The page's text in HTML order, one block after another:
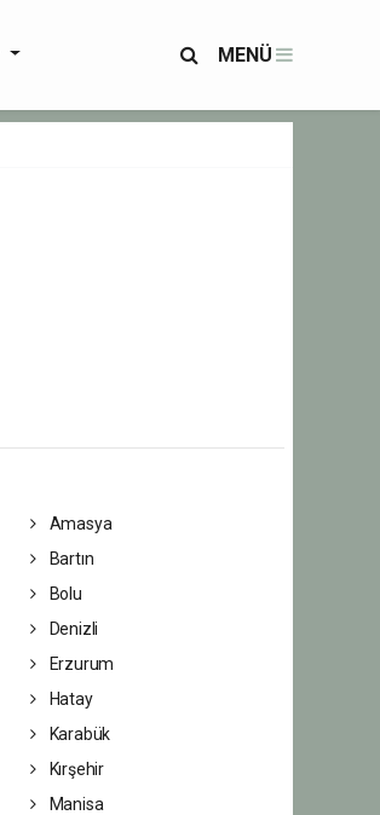
MENÜ
Amasya
Bartın
Bolu
Denizli
Erzurum
Hatay
Karabük
Kırşehir
Manisa